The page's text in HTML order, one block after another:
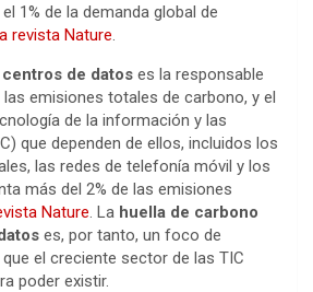
1% de la demanda global de
revista Nature.
de datos es la responsable
las emisiones totales de carbono, y el
de la información y las
que dependen de ellos, incluidos los
las redes de telefonía móvil y los
más del 2% de las emisiones
Nature. La huella de carbono
es, por tanto, un foco de
el creciente sector de las TIC
poder existir.